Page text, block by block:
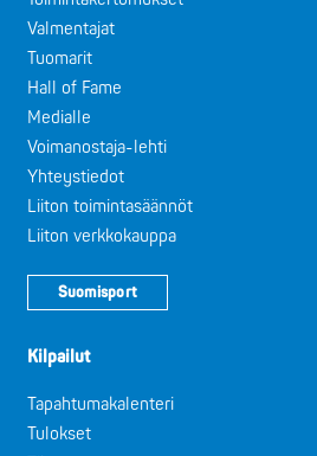
Valmentajat
Tuomarit
Hall of Fame
Medialle
Voimanostaja-lehti
Yhteystiedot
Liiton toimintasäännöt
Liiton verkkokauppa
Suomisport
Kilpailut
Tapahtumakalenteri
Tulokset